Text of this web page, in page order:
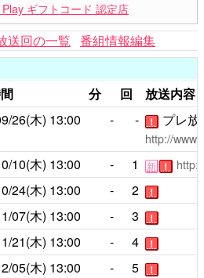
Play ギフトコード 認定店
送回の一覧 番組情報編集
分 回
放送内容
26(木) 13:00 - - ！ プレ放
http://
10(木) 13:00 - 1 新 ！
24(木) 13:00 - 2 ！
07(木) 13:00 - 3 ！
21(木) 13:00 - 4 ！
05(木) 13:00 - 5 ！